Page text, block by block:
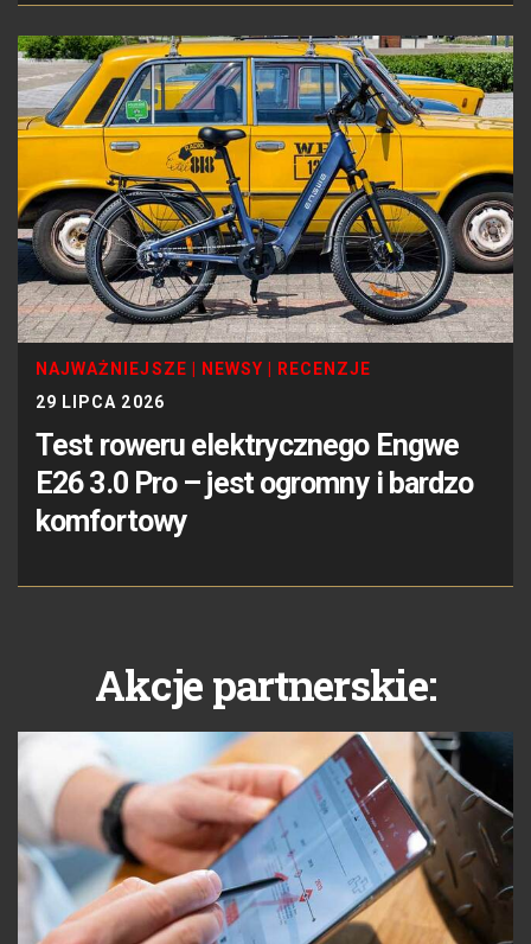
NAJWAŻNIEJSZE NEWSY
RECENZJE
29 LIPCA 2026
Test roweru elektrycznego Engwe
E26 3.0 Pro – jest ogromny i bardzo
komfortowy
Akcje partnerskie: